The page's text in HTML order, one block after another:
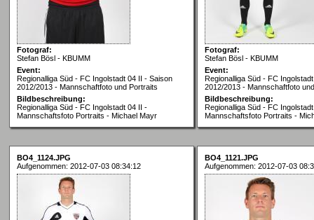
Fotograf:
Stefan Bösl - KBUMM
Event:
Regionalliga Süd - FC Ingolstadt 04 II - Saison
2012/2013 - Mannschaftfoto und Portraits
Bildbeschreibung:
Regionalliga Süd - FC Ingolstadt 04 II -
Mannschaftsfoto Portraits - Michael Mayr
Fotograf:
Stefan Bösl - KBUMM
Event:
Regionalliga Süd - FC
2012/2013 - Mannschaftfoto
Bildbeschreibung:
Regionalliga Süd - FC
Mannschaftsfoto Portraits -
BO4_1124.JPG
Aufgenommen: 2012-07-03 08:34:12
BO4_1121.JPG
Aufgenommen: 2012-07-03